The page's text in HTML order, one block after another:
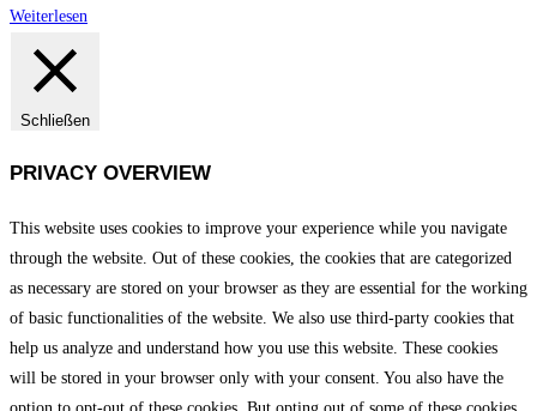
Weiterlesen
Schließen
PRIVACY OVERVIEW
This website uses cookies to improve your experience while you navigate
through the website. Out of these cookies, the cookies that are categorized
as necessary are stored on your browser as they are essential for the working
of basic functionalities of the website. We also use third-party cookies that
help us analyze and understand how you use this website. These cookies
will be stored in your browser only with your consent. You also have the